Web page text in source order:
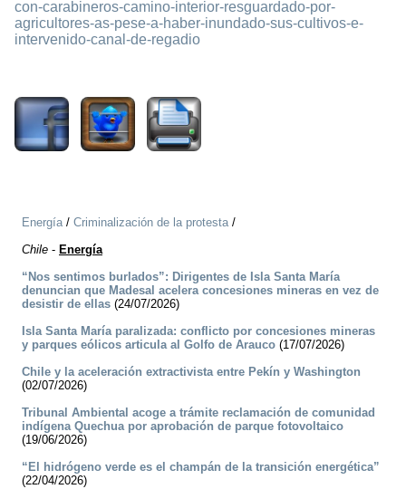
con-carabineros-camino-interior-resguardado-por-
agricultores-as-pese-a-haber-inundado-sus-cultivos-e-
intervenido-canal-de-regadio
Energía/ Criminalización de la protesta/
Chile - Energía
“Nos sentimos burlados”: Dirigentes de Isla Santa María
denuncian que Madesal acelera concesiones mineras en vez de
desistir de ellas (24/07/2026)
Isla Santa María paralizada: conflicto por concesiones mineras
y parques eólicos articula al Golfo de Arauco (17/07/2026)
Chile y la aceleración extractivista entre Pekín y Washington
(02/07/2026)
Tribunal Ambiental acoge a trámite reclamación de comunidad
indígena Quechua por aprobación de parque fotovoltaico
(19/06/2026)
“El hidrógeno verde es el champán de la transición energética”
(22/04/2026)